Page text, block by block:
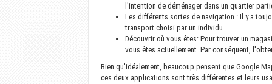
l'intention de déménager dans un quartier
Les différents sortes de navigation : Il y a
transport choisi par un individu.
Découvrir où vous êtes: Pour trouver un
vous êtes actuellement. Par conséquent,
Bien qu'idéalement, beaucoup pensent que Google
ces deux applications sont très différentes et leurs